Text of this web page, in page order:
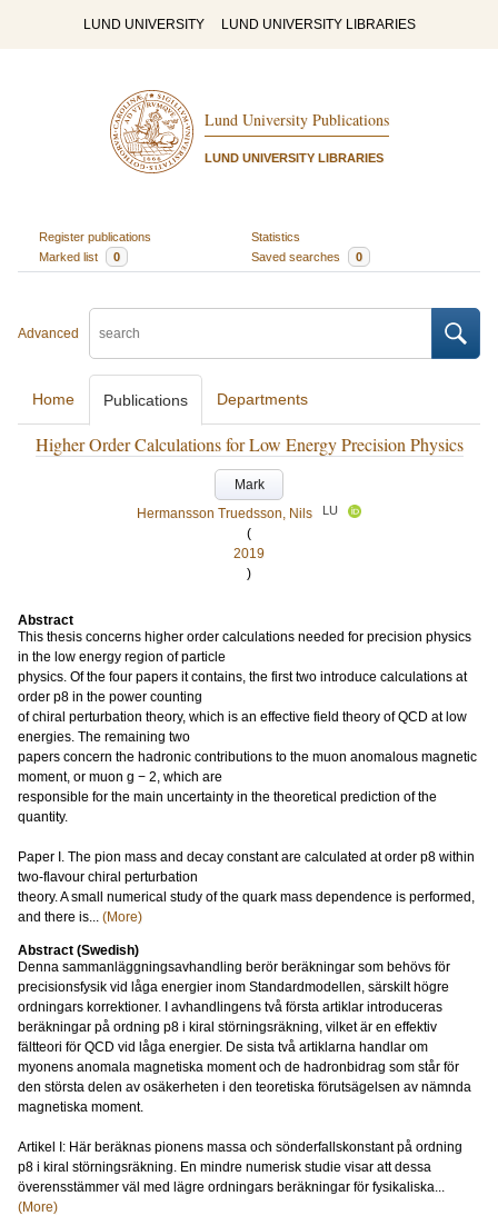
LUND UNIVERSITY LUND UNIVERSITY LIBRARIES
Lund University Publications
LUND UNIVERSITY LIBRARIES
Register publications
Statistics
Marked list
0 Saved searches 0
Advanced
Home Publications Departments
Higher Order Calculations for Low Energy Precision Physics
Mark
Hermansson Truedsson, Nils
LU
(
2019
)
Abstract
This thesis concerns higher order calculations needed for precision physics
in the low energy region of particle
physics. Of the four papers it contains, the first two introduce calculations at
order p8 in the power counting
of chiral perturbation theory, which is an effective field theory of QCD at low
energies. The remaining two
papers concern the hadronic contributions to the muon anomalous magnetic
moment, or muon g − 2, which are
responsible for the main uncertainty in the theoretical prediction of the
quantity.
Paper I. The pion mass and decay constant are calculated at order p8 within
two-flavour chiral perturbation
theory. A small numerical study of the quark mass dependence is performed,
and there is... (More)
Abstract (Swedish)
Denna sammanläggningsavhandling berör beräkningar som behövs för
precisionsfysik vid låga energier inom Standardmodellen, särskilt högre
ordningars korrektioner. I avhandlingens två första artiklar introduceras
beräkningar på ordning p8 i kiral störningsräkning, vilket är en effektiv
fältteori för QCD vid låga energier. De sista två artiklarna handlar om
myonens anomala magnetiska moment och de hadronbidrag som står för
den största delen av osäkerheten i den teoretiska förutsägelsen av nämnda
magnetiska moment.
Artikel I: Här beräknas pionens massa och sönderfallskonstant på ordning
p8 i kiral störningsräkning. En mindre numerisk studie visar att dessa
överensstämmer väl med lägre ordningars beräkningar för fysikaliska...
(More)